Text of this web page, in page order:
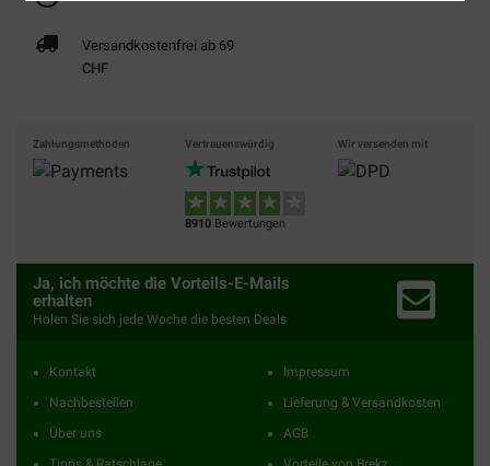
Versandkostenfrei ab 69
CHF
Zahlungsmethoden Vertrauenswürdig
8910 Bewertungen
Wir versenden mit
Ja, ich möchte die Vorteils-E-Mails
erhalten
Holen Sie sich jede Woche die besten Deals
Kontakt
Nachbestellen
Über uns
Impressum
Lieferung & Versandkosten
AGB